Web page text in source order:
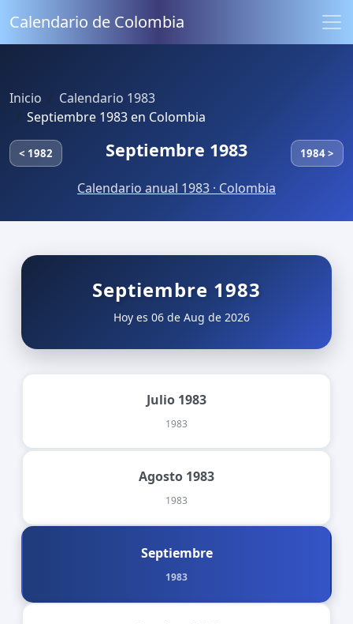
Calendario de Colombia
Inicio
Calendario 1983
Septiembre 1983 en Colombia
< 1982 Septiembre 1983 1984 >
Calendario anual 1983 · Colombia
Septiembre 1983
Hoy es 06 de Aug de 2026
Julio 1983
1983
Agosto 1983
1983
Septiembre
1983